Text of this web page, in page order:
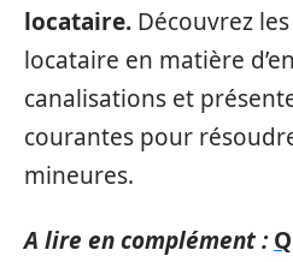
locataire. Découvrez
locataire en matière
canalisations et
courantes pour
mineures.
A lire en complément :